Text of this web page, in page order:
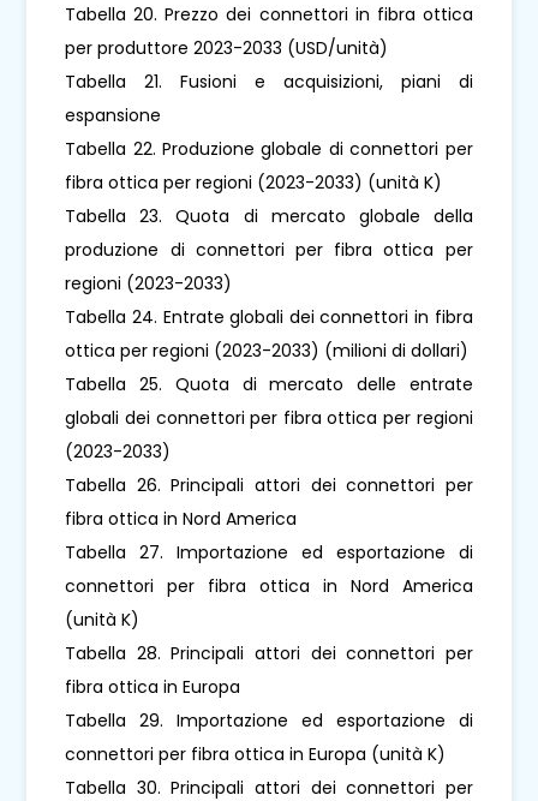
Tabella 20. Prezzo dei connettori in fibra ottica
per produttore 2023-2033 (USD/unità)
Tabella 21. Fusioni e acquisizioni, piani di
espansione
Tabella 22. Produzione globale di connettori per
fibra ottica per regioni (2023-2033) (unità K)
Tabella 23. Quota di mercato globale della
produzione di connettori per fibra ottica per
regioni (2023-2033)
Tabella 24. Entrate globali dei connettori in fibra
ottica per regioni (2023-2033) (milioni di dollari)
Tabella 25. Quota di mercato delle entrate
globali dei connettori per fibra ottica per regioni
(2023-2033)
Tabella 26. Principali attori dei connettori per
fibra ottica in Nord America
Tabella 27. Importazione ed esportazione di
connettori per fibra ottica in Nord America
(unità K)
Tabella 28. Principali attori dei connettori per
fibra ottica in Europa
Tabella 29. Importazione ed esportazione di
connettori per fibra ottica in Europa (unità K)
Tabella 30. Principali attori dei connettori per